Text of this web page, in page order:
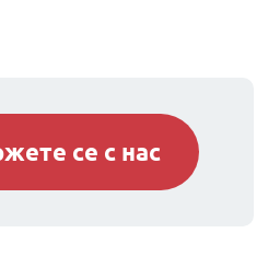
се с нас